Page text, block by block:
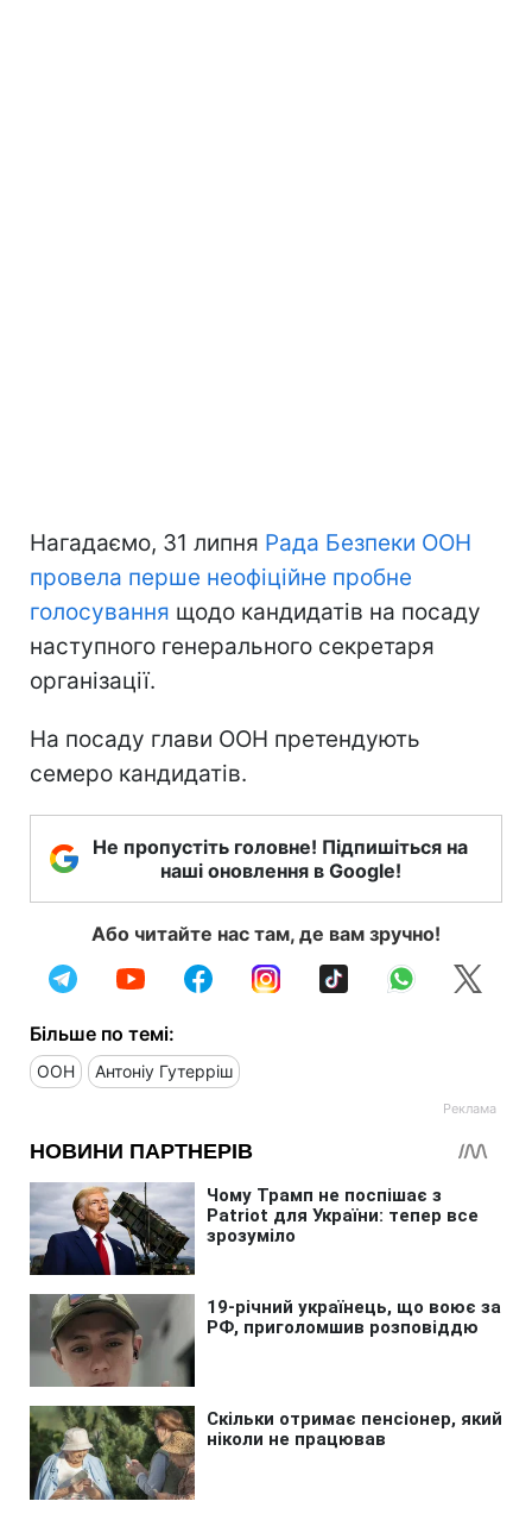
Нагадаємо, 31 липня Рада Безпеки ООН
провела перше неофіційне пробне
голосування щодо кандидатів на посаду
наступного генерального секретаря
організації.
На посаду глави ООН претендують
семеро кандидатів.
Не пропустіть головне! Підпишіться на
наші оновлення в Google!
Або читайте нас там, де вам зручно!
Більше по темі:
ООН Антоніу Гутерріш